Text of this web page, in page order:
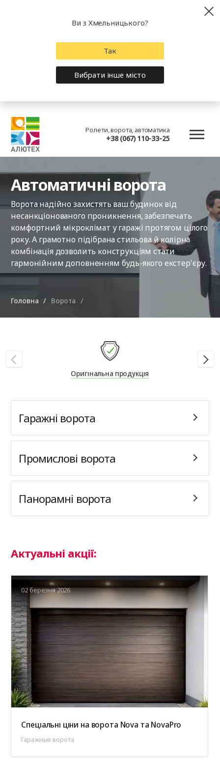
Ролети, ворота, автоматика
+38 (067) 110-33-25
Автоматичні ворота
Ворота надійно захистять ваш будинок від
несанкціонованого проникнення, забезпечать
комфортний мікроклімат у гаражі протягом цілого
року. А грамотно підібрана стильова й колірна
комбінація дозволить конструкціям стати
гармонійним доповненням будь-якого екстер'єру.
Головна Ворота
Оригінальна продукція
Гаражні ворота
Промислові ворота
Панорамні ворота
Актуальні акції:
Спеціальні ціни на ворота Nova та NovaPro
Гаражные ворота
02 березня 2026
Ви з Хмельницького?
Так
Вибрати інше місто